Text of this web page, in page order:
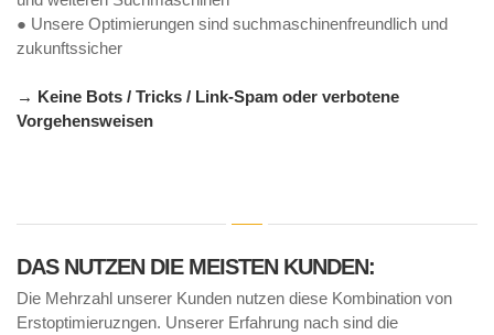
● Unsere Optimierungen sind suchmaschinenfreundlich und
zukunftssicher
→ Keine Bots / Tricks / Link-Spam oder verbotene
Vorgehensweisen
DAS NUTZEN DIE MEISTEN KUNDEN:
Die Mehrzahl unserer Kunden nutzen diese Kombination von
Erstoptimieruzngen. Unserer Erfahrung nach sind die